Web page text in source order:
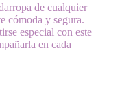
de cualquier
cómoda y segura.
especial con este
en cada